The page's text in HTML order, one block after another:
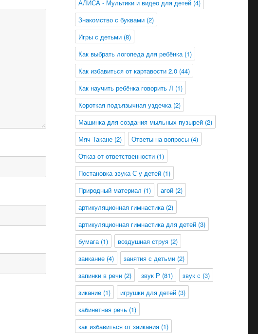
АЛИСА - Мультики и видео для детей(4)
Знакомство с буквами(2)
Игры с детьми(8)
Как выбрать логопеда для ребёнка(1)
Как избавиться от картавости 2.0(44)
Как научить ребёнка говорить Л (1)
Короткая подъязычная уздечка(2)
Машинка для создания мыльных пузырей(2)
Мяч Такане(2) Ответы на вопросы(4)
Отказ от ответственности(1)
Постановка звука С у детей(1)
Природный материал (1) агой(2)
артикуляционная гимнастика(2)
артикуляционная гимнастика для детей(3)
бумага(1) воздушная струя(2)
заикание(4) занятия с детьми(2)
запинки в речи(2) звук Р (81) звук с (3)
зикание(1) игрушки для детей(3)
кабинетная речь(1)
как избавиться от заикания(1)